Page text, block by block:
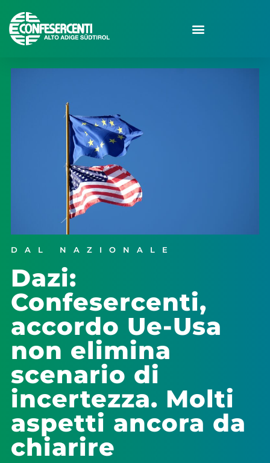
DAL NAZIONALE
Dazi:
Confesercenti,
accordo Ue-Usa
non elimina
scenario di
incertezza. Molti
aspetti ancora da
chiarire